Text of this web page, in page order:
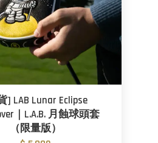
] LAB Lunar Eclipse
｜L.A.B. 月蝕球頭套
（限量版）